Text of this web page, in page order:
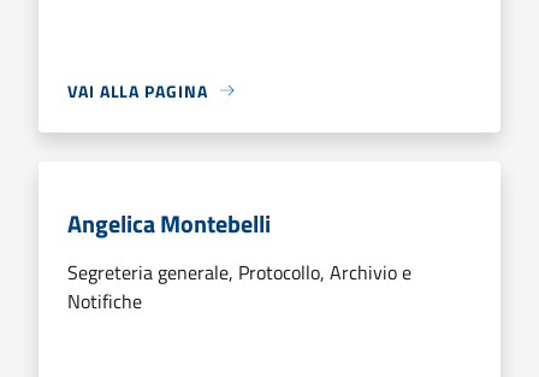
VAI ALLA PAGINA
Angelica Montebelli
Segreteria generale, Protocollo, Archivio e
Notifiche